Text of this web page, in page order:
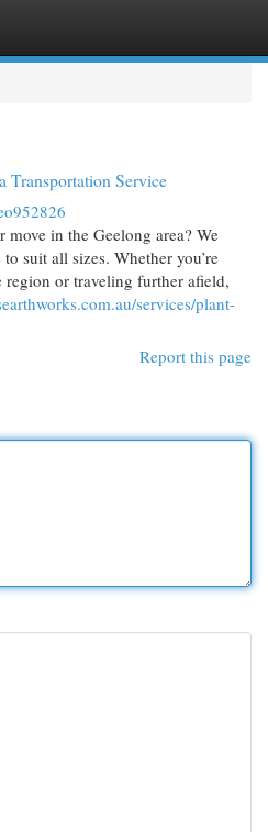
Transportation Service
in the Geelong area? We
suit all sizes. Whether you’re
or traveling further afield,
services/plant-
Report this page